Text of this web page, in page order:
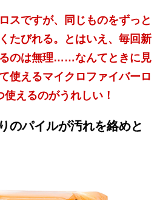
スですが、同じものをずっと
たびれる。とはいえ、毎回新
のは無理……なんてときに見
使えるマイクロファイバーロ
えるのがうれしい！
のパイルが汚れを絡めと